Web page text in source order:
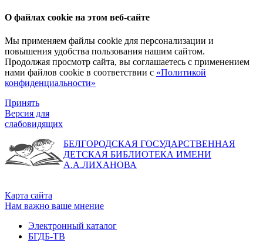
О файлах cookie на этом веб-сайте
Мы применяем файлы cookie для персонализации и
повышения удобства пользования нашим сайтом.
Продолжая просмотр сайта, вы соглашаетесь с применением
нами файлов cookie в соответствии с «Политикой
конфиденциальности»
Принять
Версия для
слабовидящих
БЕЛГОРОДСКАЯ ГОСУДАРСТВЕННАЯ
ДЕТСКАЯ БИБЛИОТЕКА ИМЕНИ
А.А.ЛИХАНОВА
Карта сайта
Нам важно ваше мнение
Электронный каталог
БГДБ-ТВ